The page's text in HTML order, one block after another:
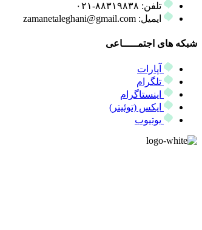
تلفن: ۸۸۳۱۹۸۳۸-۰۲۱
ایمیل: zamanetaleghani@gmail.com
شبکه های اجتمـــــاعی
آپارات
تلگرام
اینستاگرام
ایکس (توئیتر)
یوتیوب